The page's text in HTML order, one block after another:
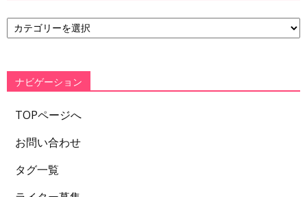
カ
テ
ー
ナビゲーション
TOPページへ
お問い合わせ
タグ一覧